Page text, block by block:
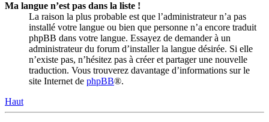
Ma langue n’est pas dans la liste !
La raison la plus probable est que l’administrateur n’a pas
installé votre langue ou bien que personne n’a encore traduit
phpBB dans votre langue. Essayez de demander à un
administrateur du forum d’installer la langue désirée. Si elle
n’existe pas, n’hésitez pas à créer et partager une nouvelle
traduction. Vous trouverez davantage d’informations sur le
site Internet de phpBB®.
Haut